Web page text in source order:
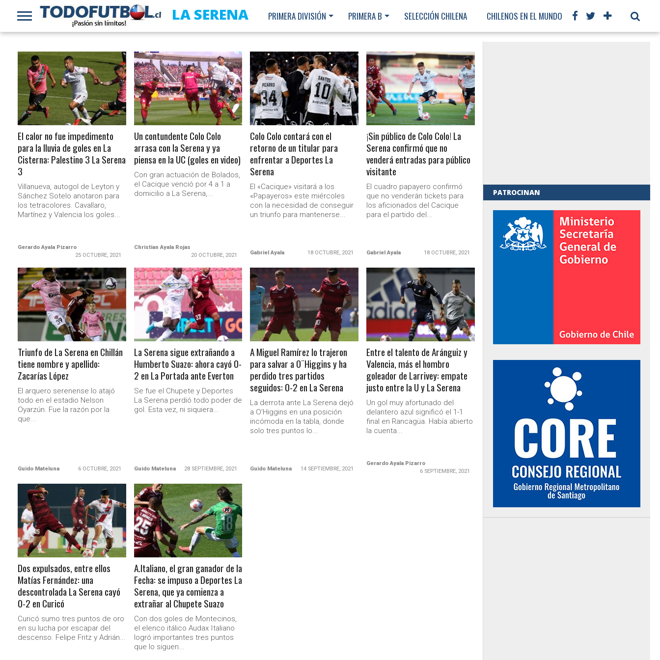
LA SERENA PRIMERA DIVISIÓN PRIMERA B SELECCIÓN CHILENA CHILENOS EN EL MUNDO FÚTBOL INTERNACIONAL
LEER MÁS
El calor no fue impedimento
para la lluvia de goles en La
Cisterna: Palestino 3 La Serena
3
Villanueva, autogol de Leyton y
Sánchez Sotelo anotaron para
los tetracolores. Cavallaro,
Martínez y Valencia los goles...
Gerardo Ayala Pizarro
25 OCTUBRE, 2021
LEER MÁS
Un contundente Colo Colo
arrasa con la Serena y ya
piensa en la UC (goles en video)
Con gran actuación de Bolados,
el Cacique venció por 4 a 1 a
domicilio a La Serena,...
Christian Ayala Rojas
20 OCTUBRE, 2021
LEER MÁS
Colo Colo contará con el
retorno de un titular para
enfrentar a Deportes La
Serena
El «Cacique» visitará a los
«Papayeros» este miércoles
con la necesidad de conseguir
un triunfo para mantenerse...
Gabriel Ayala 18 OCTUBRE, 2021
LEER MÁS
¡Sin público de Colo Colo! La
Serena confirmó que no
venderá entradas para público
visitante
El cuadro papayero confirmó
que no venderán tickets para
los aficionados del Cacique
para el partido del...
Gabriel Ayala 18 OCTUBRE, 2021
LEER MÁS
Triunfo de La Serena en Chillán
tiene nombre y apellido:
Zacarías López
El arquero serenense lo atajó
todo en el estadio Nelson
Oyarzún. Fue la razón por la
que...
Guido Mateluna 6 OCTUBRE, 2021
LEER MÁS
La Serena sigue extrañando a
Humberto Suazo: ahora cayó 0-
2 en La Portada ante Everton
Se fue el Chupete y Deportes
La Serena perdió todo poder de
gol. Esta vez, ni siquiera...
Guido Mateluna 28 SEPTIEMBRE, 2021
LEER MÁS
A Miguel Ramírez lo trajeron
para salvar a O¨Higgins y ha
perdido tres partidos
seguidos: 0-2 en La Serena
La derrota ante La Serena dejó
a O’Higgins en una posición
incómoda en la tabla, donde
solo tres puntos lo...
Guido Mateluna 14 SEPTIEMBRE, 2021
LEER MÁS
Entre el talento de Aránguiz y
Valencia, más el hombro
goleador de Larrivey: empate
justo entre la U y La Serena
Un gol muy afortunado del
delantero azul significó el 1-1
final en Rancagüa. Había abierto
la cuenta...
Gerardo Ayala Pizarro
6 SEPTIEMBRE, 2021
LEER MÁS
Dos expulsados, entre ellos
Matías Fernández: una
descontrolada La Serena cayó
0-2 en Curicó
Curicó sumo tres puntos de oro
en su lucha por escapar del
descenso. Felipe Fritz y Adrián...
LEER MÁS
A.Italiano, el gran ganador de la
Fecha: se impuso a Deportes La
Serena, que ya comienza a
extrañar al Chupete Suazo
Con dos goles de Montecinos,
el elenco itálico Audax Italiano
logró importantes tres puntos
que lo siguen...
PATROCINAN
Ministerio Secretaría General de Gobierno
Ministerio Secretaría General de Gobierno